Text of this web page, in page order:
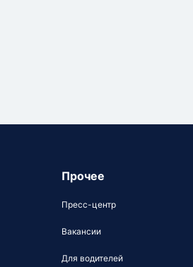
Прочее
Пресс-центр
Вакансии
Для водителей